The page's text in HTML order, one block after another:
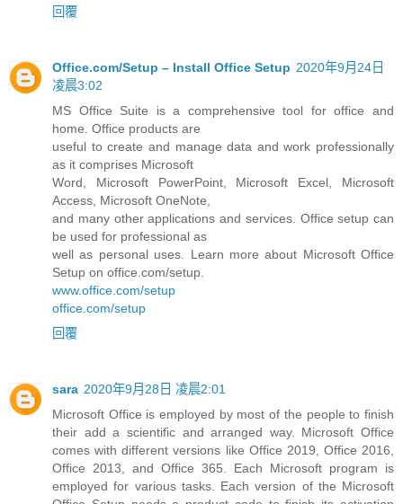
回覆
Office.com/Setup – Install Office Setup 2020年9月24日
凌晨3:02
MS Office Suite is a comprehensive tool for office and
home. Office products are
useful to create and manage data and work professionally
as it comprises Microsoft
Word, Microsoft PowerPoint, Microsoft Excel, Microsoft
Access, Microsoft OneNote,
and many other applications and services. Office setup can
be used for professional as
well as personal uses. Learn more about Microsoft Office
Setup on office.com/setup.
www.office.com/setup
office.com/setup
回覆
sara 2020年9月28日 凌晨2:01
Microsoft Office is employed by most of the people to finish
their add a scientific and arranged way. Microsoft Office
comes with different versions like Office 2019, Office 2016,
Office 2013, and Office 365. Each Microsoft program is
employed for various tasks. Each version of the Microsoft